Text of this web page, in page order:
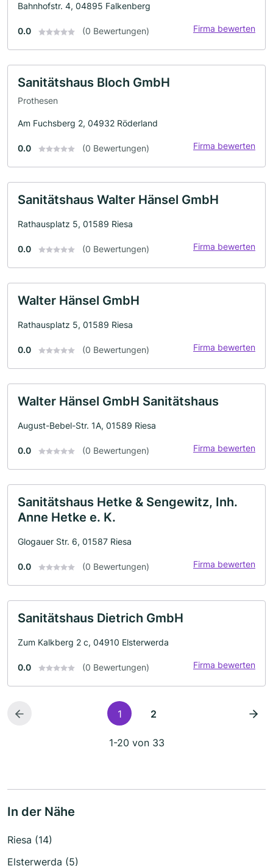
Bahnhofstr. 4, 04895 Falkenberg
0.0 (0 Bewertungen) Firma bewerten
Sanitätshaus Bloch GmbH
Prothesen
Am Fuchsberg 2, 04932 Röderland
0.0 (0 Bewertungen) Firma bewerten
Sanitätshaus Walter Hänsel GmbH
Rathausplatz 5, 01589 Riesa
0.0 (0 Bewertungen) Firma bewerten
Walter Hänsel GmbH
Rathausplatz 5, 01589 Riesa
0.0 (0 Bewertungen) Firma bewerten
Walter Hänsel GmbH Sanitätshaus
August-Bebel-Str. 1A, 01589 Riesa
0.0 (0 Bewertungen) Firma bewerten
Sanitätshaus Hetke & Sengewitz, Inh.
Anne Hetke e. K.
Glogauer Str. 6, 01587 Riesa
0.0 (0 Bewertungen) Firma bewerten
Sanitätshaus Dietrich GmbH
Zum Kalkberg 2 c, 04910 Elsterwerda
0.0 (0 Bewertungen) Firma bewerten
1 2
1-20 von 33
In der Nähe
Riesa (14)
Elsterwerda (5)